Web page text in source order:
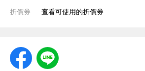
折價券 查看可使用的折價券